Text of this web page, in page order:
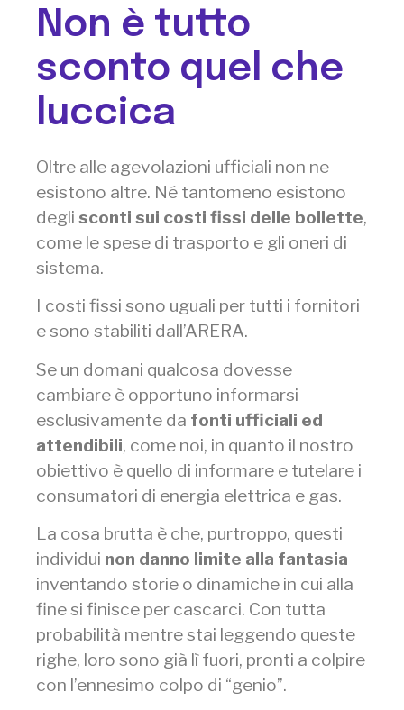
Non è tutto
sconto quel che
luccica
Oltre alle agevolazioni ufficiali non ne
esistono altre. Né tantomeno esistono
degli sconti sui costi fissi delle bollette,
come le spese di trasporto e gli oneri di
sistema.
I costi fissi sono uguali per tutti i fornitori
e sono stabiliti dall’ARERA.
Se un domani qualcosa dovesse
cambiare è opportuno informarsi
esclusivamente da fonti ufficiali ed
attendibili, come noi, in quanto il nostro
obiettivo è quello di informare e tutelare i
consumatori di energia elettrica e gas.
La cosa brutta è che, purtroppo, questi
individui non danno limite alla fantasia
inventando storie o dinamiche in cui alla
fine si finisce per cascarci. Con tutta
probabilità mentre stai leggendo queste
righe, loro sono già lì fuori, pronti a colpire
con l’ennesimo colpo di “genio”.